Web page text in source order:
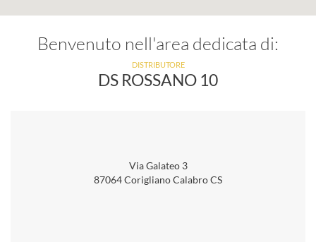
Benvenuto nell'area dedicata di:
DISTRIBUTORE
DS ROSSANO 10
Via Galateo 3
87064 Corigliano Calabro CS